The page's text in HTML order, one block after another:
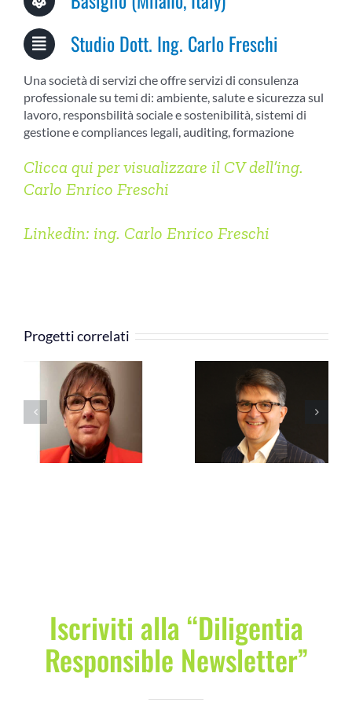
COMMUNITY
LOGIN
Studio Dott. Ing. Carlo Freschi
Una società di servizi che offre servizi di consulenza
professionale su temi di: ambiente, salute e sicurezza sul
lavoro, responsbilità sociale e sostenibilità, sistemi di
gestione e compliances legali, auditing, formazione
Clicca qui per visualizzare il CV dell’ing.
Carlo Enrico Freschi
Linkedin: ing. Carlo Enrico Freschi
Progetti correlati
Cavallari Cristiano Nupieri Fabbio
Iscriviti alla “Diligentia
Responsible Newsletter”